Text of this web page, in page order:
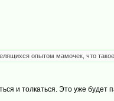
опытом мамочек, что
и толкаться. Это уже будет